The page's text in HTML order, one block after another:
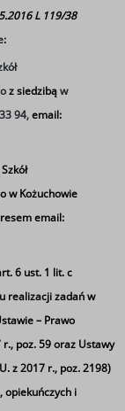
L 119/38
:
z siedzibąw
94,email:
w Kożuchowie
email:
6 ust. 1 lit. c
realizacji zadań w
– Prawo
poz. 59 oraz Ustawy
z 2017 r., poz. 2198)
opiekuńczych i